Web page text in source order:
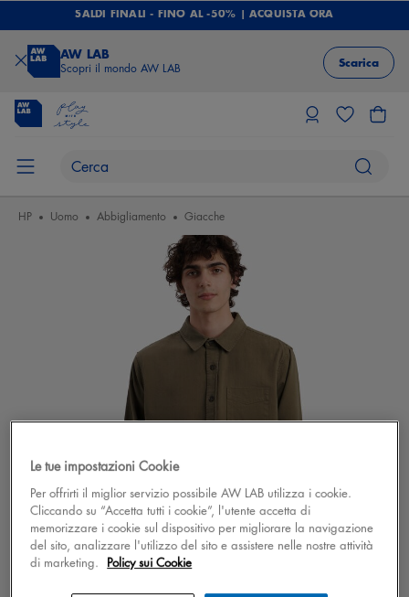
SALDI FINALI - FINO AL -50% | ACQUISTA ORA
AW LAB
Scopri il mondo AW LAB Scarica
HP Uomo Abbigliamento Giacche
Le tue impostazioni Cookie
Per offrirti il miglior servizio possibile AW LAB utilizza i cookie.
Cliccando su “Accetta tutti i cookie”, l'utente accetta di
memorizzare i cookie sul dispositivo per migliorare la navigazione
del sito, analizzare l'utilizzo del sito e assistere nelle nostre attività
di marketing. Policy sui Cookie